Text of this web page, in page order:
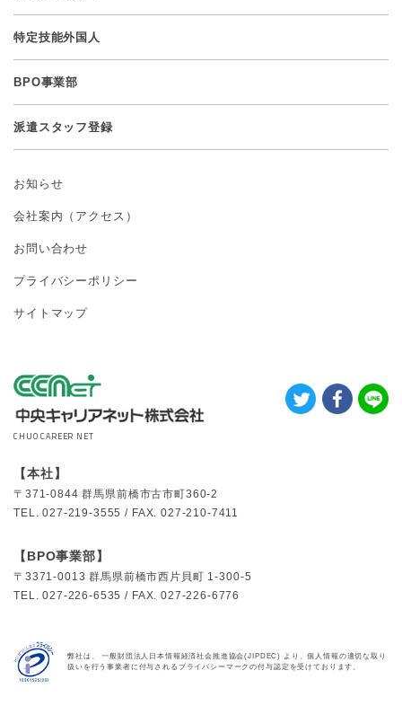
CHUO CAREER NET
【本社】
〒371-0844 群馬県前橋市古市町360-2
TEL. 027-219-3555 / FAX. 027-210-7411
【BPO事業部】
〒3371-0013 群馬県前橋市西片貝町 1-300-5
TEL. 027-226-6535 / FAX. 027-226-6776
弊社は、 一般財団法人日本情報経済社会推進協会(JIPDEC) より、個人情報の適切な取り
扱いを行う事業者に付与されるプライバシーマークの付与認定を受けております。
特定技能外国人
BPO事業部
派遣スタッフ登録
お知らせ
会社案内（アクセス）
お問い合わせ
プライバシーポリシー
サイトマップ